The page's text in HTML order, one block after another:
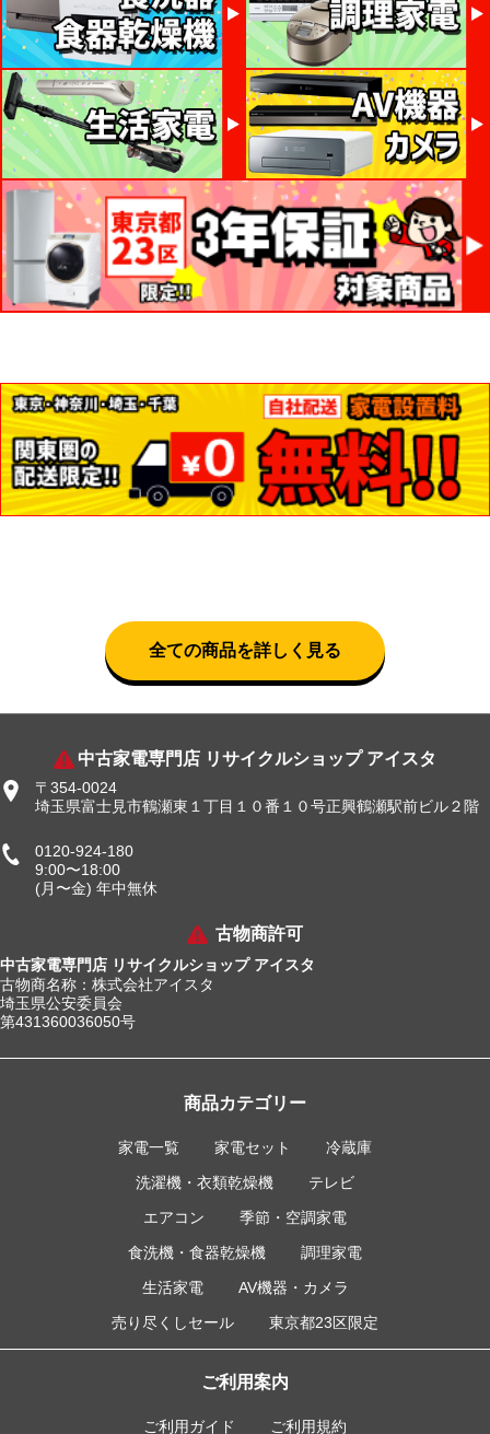
全ての商品を詳しく見る
中古家電専門店 リサイクルショップ アイスタ
〒354-0024
埼玉県富士見市鶴瀬東１丁目１０番１０号正興鶴瀬駅前ビル２階
0120-924-180
9:00〜18:00
(月〜金) 年中無休
古物商許可
中古家電専門店 リサイクルショップ アイスタ
古物商名称：株式会社アイスタ
埼玉県公安委員会
第431360036050号
商品カテゴリー
家電一覧 家電セット
冷蔵庫
洗濯機・衣類乾燥機
テレビ
エアコン
季節・空調家電
食洗機・食器乾燥機
調理家電
生活家電
AV機器・カメラ
売り尽くしセール
東京都23区限定
ご利用案内
ご利用ガイド
ご利用規約